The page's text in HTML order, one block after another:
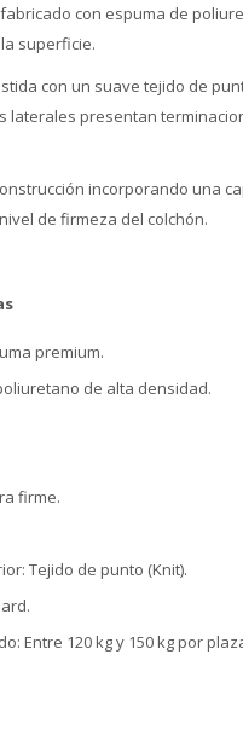
con espuma de
superficie.
con un suave tejido de
laterales presentan
incorporando una
de firmeza del colchón.
premium.
de alta densidad.
firme.
Tejido de punto (Knit).
Entre 120 kg y 150 kg por